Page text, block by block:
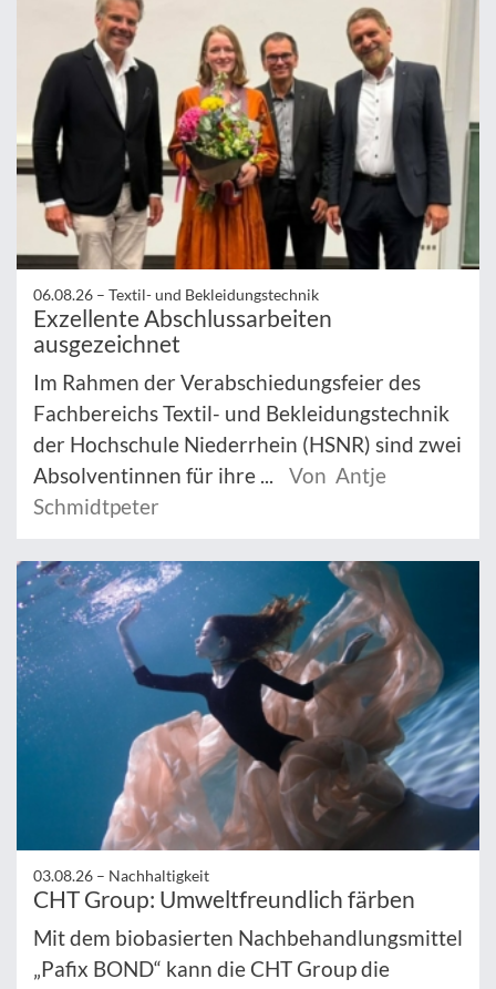
06.08.26 – Textil- und Bekleidungstechnik
Exzellente Abschlussarbeiten
ausgezeichnet
Im Rahmen der Verabschiedungsfeier des
Fachbereichs Textil- und Bekleidungstechnik
der Hochschule Niederrhein (HSNR) sind zwei
Absolventinnen für ihre ...
Von Antje
Schmidtpeter
03.08.26 – Nachhaltigkeit
CHT Group: Umweltfreundlich färben
Mit dem biobasierten Nachbehandlungsmittel
„Pafix BOND“ kann die CHT Group die